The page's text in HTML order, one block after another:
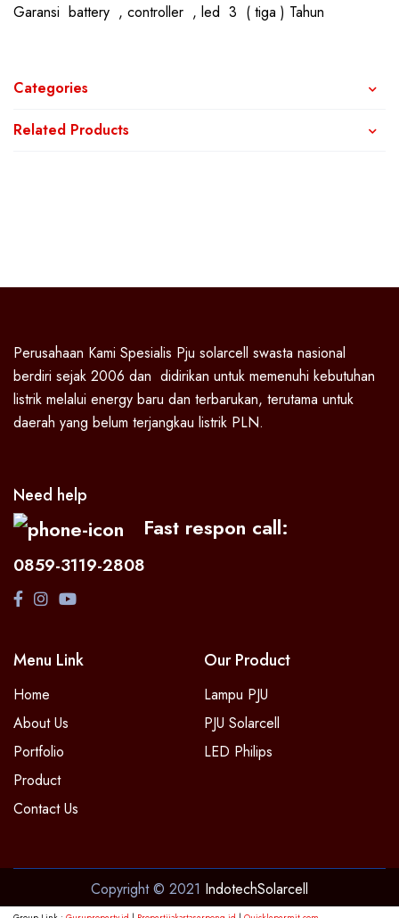
Garansi battery , controller , led 3 ( tiga ) Tahun
Categories
Related Products
Perusahaan Kami Spesialis Pju solarcell swasta nasional
berdiri sejak 2006 dan didirikan untuk memenuhi kebutuhan
listrik melalui energy baru dan terbarukan, terutama untuk
daerah yang belum terjangkau listrik PLN.
Need help
Fast respon call:
0859-3119-2808
Menu Link
Home
About Us
Portfolio
Product
Contact Us
Our Product
Lampu PJU
PJU Solarcell
LED Philips
Copyright © 2021 IndotechSolarcell